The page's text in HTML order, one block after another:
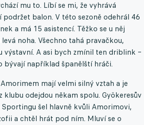
mu to. Líbí se mi, že vyhrává
podržet balon. V této sezoně odehrál 46
a má 15 asistencí. Těžko se u něj
noha. Všechno tahá pravačkou,
výstavní. A asi bych zmínil ten driblink –
bývají například španělští hráči.
mají velmi silný vztah a je
klubu odejdou někam spolu. Gyökeresův
šel hlavně kvůli Amorimovi,
a chtěl hrát pod ním. Mluví se o